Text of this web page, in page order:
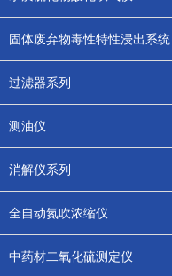
固体废弃物毒性特性浸出系统
过滤器系列
测油仪
消解仪系列
全自动氮吹浓缩仪
中药材二氧化硫测定仪